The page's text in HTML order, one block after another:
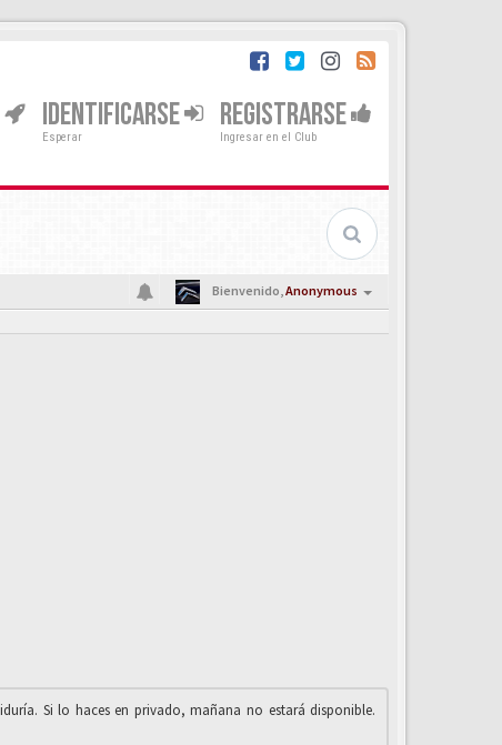
IDENTIFICARSE
Esperar
REGISTRARSE
Ingresar en el Club
Bienvenido,Anonymous
Si lo haces en privado, mañana no estará disponible.